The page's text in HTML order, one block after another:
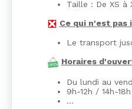
Taille : De XS à
Ce qui n'est pas
Le transport
Horaires
Du lundi au
9h-12h / 14h-18h
…